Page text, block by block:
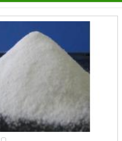
防油水分离剂 食品甜味剂 豆制品
张 豆制品 浓缩果汁 淀粉制品 年
料脱霉剂 饲料营养强化剂 杭州金